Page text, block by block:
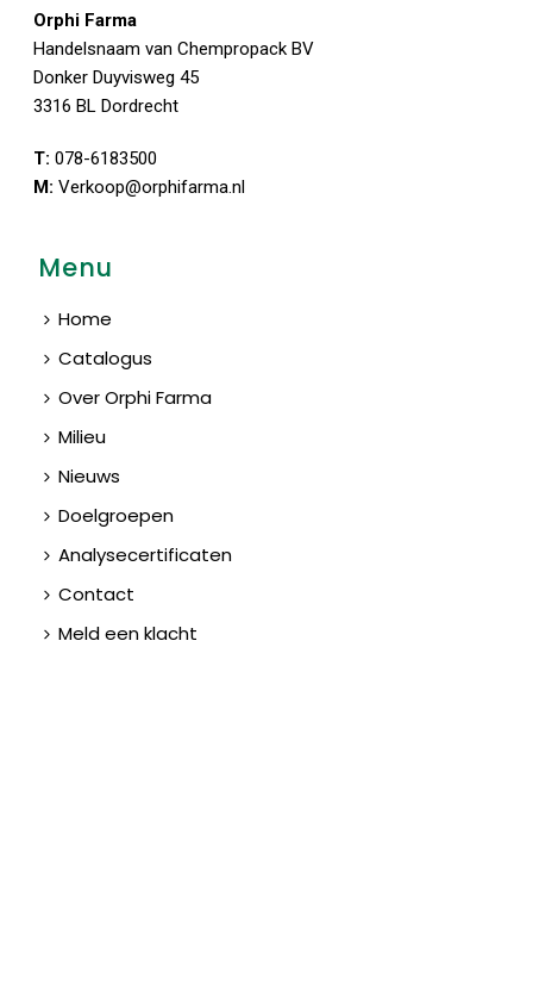
Orphi Farma
Handelsnaam van Chempropack BV
Donker Duyvisweg 45
3316 BL Dordrecht
T: 078-6183500
M: Verkoop@orphifarma.nl
Menu
Home
Catalogus
Over Orphi Farma
Milieu
Nieuws
Doelgroepen
Analysecertificaten
Contact
Meld een klacht